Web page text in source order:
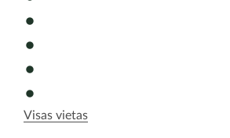
Visas vietas